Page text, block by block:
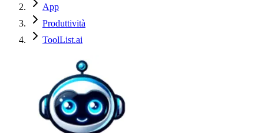
App
Produttività
ToolList.ai